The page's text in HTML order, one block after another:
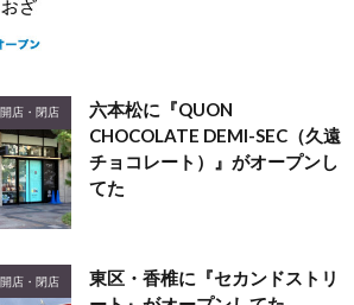
開店・閉店
六本松に『QUON
CHOCOLATE DEMI-SEC（久遠
チョコレート）』がオープンし
てた
開店・閉店
東区・香椎に『セカンドストリ